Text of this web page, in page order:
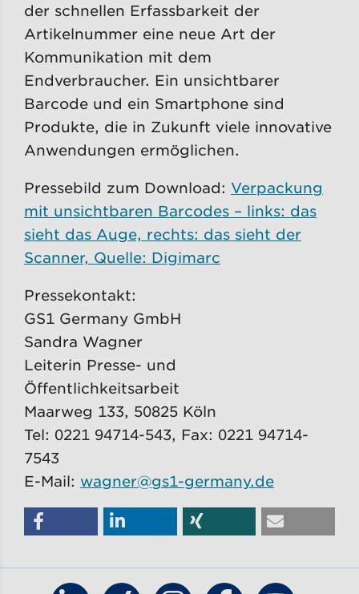
der schnellen Erfassbarkeit der
Artikelnummer eine neue Art der
Kommunikation mit dem
Endverbraucher. Ein unsichtbarer
Barcode und ein Smartphone sind
Produkte, die in Zukunft viele innovative
Anwendungen ermöglichen.
Pressebild zum Download: Verpackung
mit unsichtbaren Barcodes – links: das
sieht das Auge, rechts: das sieht der
Scanner, Quelle: Digimarc
Pressekontakt:
GS1 Germany GmbH
Sandra Wagner
Leiterin Presse- und
Öffentlichkeitsarbeit
Maarweg 133, 50825 Köln
Tel: 0221 94714-543, Fax: 0221 94714-
7543
E-Mail: wagner@gs1-germany.de